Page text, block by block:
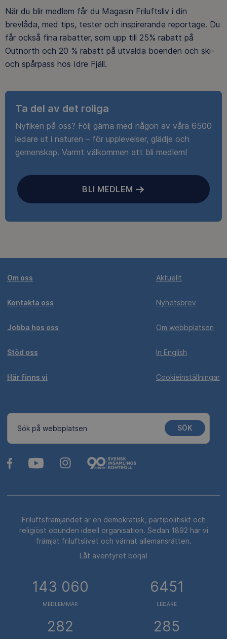
När du blir medlem får du Magasin Friluftsliv i din
brevlåda, med tips, tester och inspirerande reportage. Du
får också fina rabatter, som upp till 25% rabatt på
Outnorth och 20 % rabatt på utvalda boenden och ski-
och spårpass hos Idre Fjäll.
Ta del av det roliga
Nyfiken på oss? Följ gärna med någon av våra 6500
ledare ut i naturen – för upplevelser, glädje och
gemenskap. Varmt välkommen att bli medlem!
BLI MEDLEM
Om oss
Kontakta oss
Jobba hos oss
Stöd oss
Här finns vi
Aktuellt
Nyhetsbrev
Om webbplatsen
In English
Cookieinställningar
Sök på webbplatsen SÖK
Friluftsfrämjandet är en demokratisk, partipolitiskt och
religiöst obunden ideell organisation. Sedan 1892 har vi
främjat friluftslivet och värnat allemansrätten.
Låt äventyret börja!
143 060
MEDLEMMAR
6451
LEDARE
282 285